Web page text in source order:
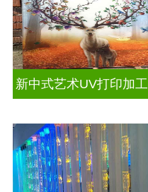
新中式艺术UV打印加工